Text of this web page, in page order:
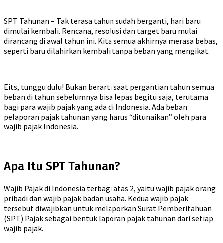
SPT Tahunan – Tak terasa tahun sudah berganti, hari baru
dimulai kembali. Rencana, resolusi dan target baru mulai
dirancang di awal tahun ini. Kita semua akhirnya merasa bebas,
seperti baru dilahirkan kembali tanpa beban yang mengikat.
Eits, tunggu dulu! Bukan berarti saat pergantian tahun semua
beban di tahun sebelumnya bisa lepas begitu saja, terutama
bagi para wajib pajak yang ada di Indonesia. Ada beban
pelaporan pajak tahunan yang harus “ditunaikan” oleh para
wajib pajak Indonesia.
Apa Itu SPT Tahunan?
Wajib Pajak di Indonesia terbagi atas 2, yaitu wajib pajak orang
pribadi dan wajib pajak badan usaha. Kedua wajib pajak
tersebut diwajibkan untuk melaporkan Surat Pemberitahuan
(SPT) Pajak sebagai bentuk laporan pajak tahunan dari setiap
wajib pajak.